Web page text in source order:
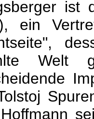
ist
ein
Welt